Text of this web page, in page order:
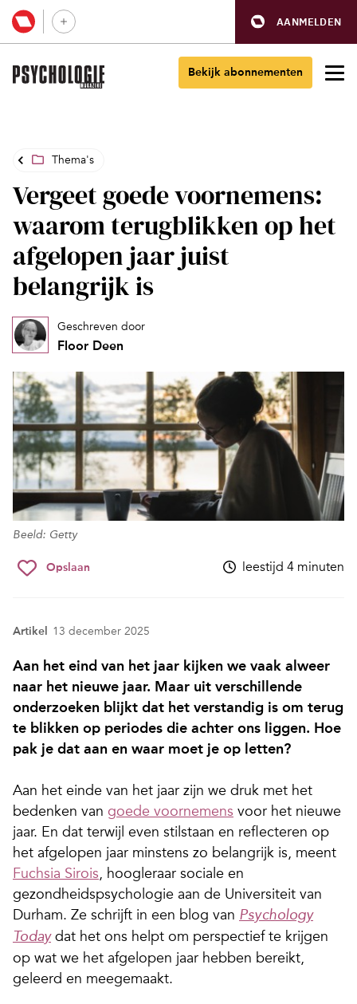
AANMELDEN
Bekijk abonnementen
Thema's
Vergeet goede voornemens:
waarom terugblikken op het
afgelopen jaar juist
belangrijk is
Geschreven door
Floor Deen
Beeld: Getty
Opslaan leestijd 4 minuten
Artikel 13 december 2025
Aan het eind van het jaar kijken we vaak alweer
naar het nieuwe jaar. Maar uit verschillende
onderzoeken blijkt dat het verstandig is om terug
te blikken op periodes die achter ons liggen. Hoe
pak je dat aan en waar moet je op letten?
Aan het einde van het jaar zijn we druk met het
bedenken van goede voornemens voor het nieuwe
jaar. En dat terwijl even stilstaan en reflecteren op
het afgelopen jaar minstens zo belangrijk is, meent
Fuchsia Sirois, hoogleraar sociale en
gezondheidspsychologie aan de Universiteit van
Durham. Ze schrijft in een blog van Psychology
Todaydat het ons helpt om perspectief te krijgen
op wat we het afgelopen jaar hebben bereikt,
geleerd en meegemaakt.